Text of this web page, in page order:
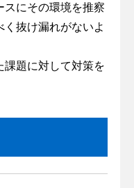
スにその環境を推察
く抜け漏れがないよ
課題に対して対策を